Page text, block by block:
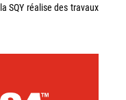
SQY réalise des travaux